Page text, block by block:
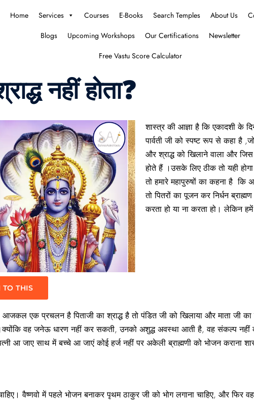
Home Services Courses E-Books Search Temples About Us
Blogs
Upcoming Workshops Our Certifications
Newsletter
Free Vastu Score Calculator
नहीं होता❓
TO THIS
शास्त्र की आज्ञा है कि एकादशी के
पार्वती जी को स्पष्ट रूप से कहा है
और श्राद्ध को खिलाने वाला और जिस
होते हैं ।उसके लिए ठीक तो यही होगा
तो हमारे महापुरुषों का कहना है कि
तो पितरों का पूजन कर निर्धन
करता हो या ना करता हो। लेकिन
आजकल एक प्रचलन है पिताजी का श्राद्ध है तो पंडित जी को खिलाया और माता जी का
वह जनेऊ धारण नहीं कर सकती, उनको अशुद्ध अवस्था आती है, वह संकल्प नहीं
आ जाए साथ में बच्चे आ जाएं कोई हर्ज नहीं पर अकेली ब्राह्मणी को भोजन कराना
वैष्णवो में पहले भोजन बनाकर पृथम ठाकुर जी को भोग लगाना चाहिए, और फिर